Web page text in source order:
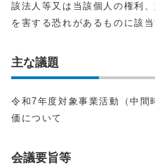
該法人等又は当該個人の権利
を害する恐れがあるものに該当
主な議題
令和7年度対象事業活動（中間
価について
会議要旨等